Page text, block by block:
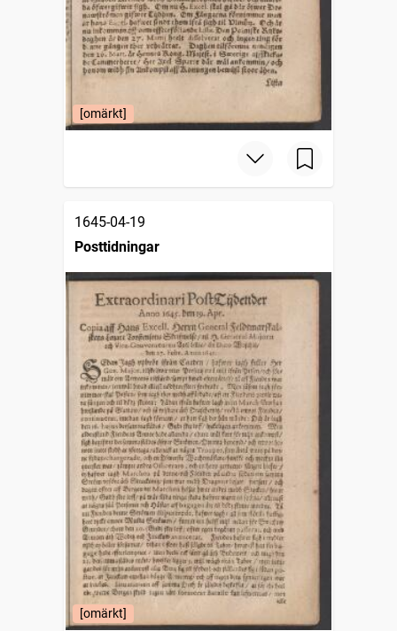
[omärkt]
1645-04-19
Posttidningar
[omärkt]